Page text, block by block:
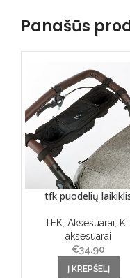
Panašūs
tfk puodelių
TFK, Aksesuarai
aksesuarai
€34.90
Į KREPŠELĮ